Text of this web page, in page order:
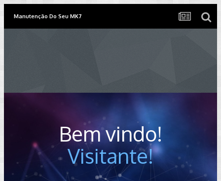
Manutenção Do Seu MK7
Bem vindo!
Visitante!